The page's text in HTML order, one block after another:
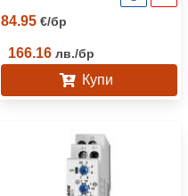
84.95 €/бр
166.16 лв./бр
Купи